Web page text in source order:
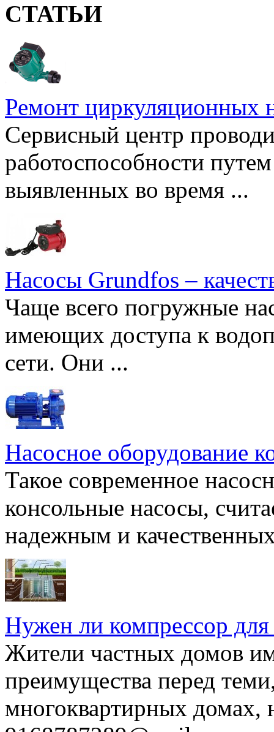
СТАТЬИ
Ремонт циркуляционных
Сервисный центр
работоспособности
выявленных во время ...
Насосы Grundfos –
Чаще всего погружные
имеющих доступа к
сети. Они ...
Насосное оборудование
Такое современное
консольные насосы,
надежным и
Нужен ли компрессор для
Жители частных домов
преимущества перед
многоквартирных домах,